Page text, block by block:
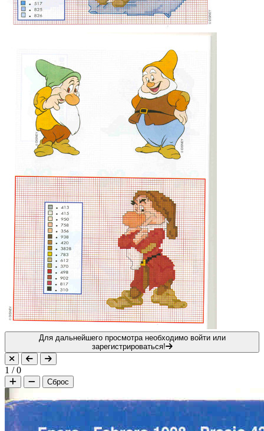
Для дальнейшего просмотра необходимо войти или
зарегистрироваться!
1 /0
Сброс